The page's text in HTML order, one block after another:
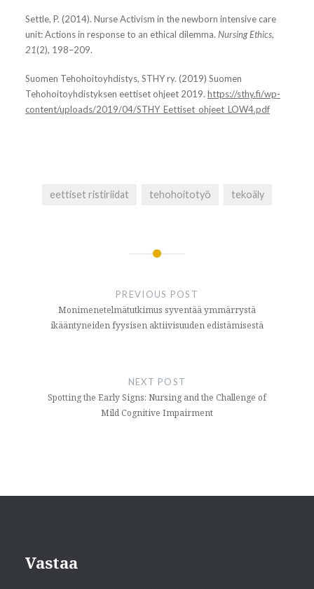
Settle, P. (2014). Nurse Activism in the newborn intensive care
unit: Actions in response to an ethical dilemma. Nursing Ethics,
21(2), 198–209.
Suomen Tehohoitoyhdistys, STHY ry. (2019) Suomen
Tehohoitoyhdistyksen eettiset ohjeet 2019. https://sthy.fi/wp-
content/uploads/2019/04/STHY_Eettiset_ohjeet_LOW4.pdf
eettiset ristiriidat tehohoitotyö tekoäly
PREVIOUS POST
Monimenetelmätutkimus syventää ymmärrystä
ikääntyneiden fyysisen aktiivisuuden edistämisestä
NEXT POST
Spotting the Early Signs: Nursing and the Challenge of
Mild Cognitive Impairment
Vastaa